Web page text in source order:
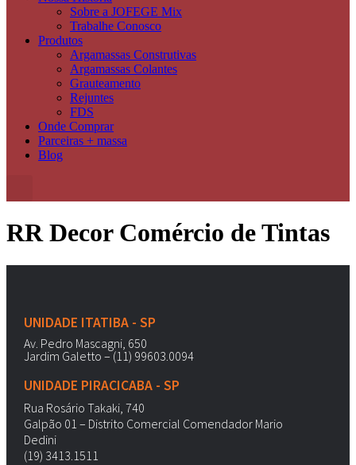
Sobre a JOFEGE Mix
Trabalhe Conosco
Produtos
Argamassas Construtivas
Argamassas Colantes
Grauteamento
Rejuntes
FDS
Onde Comprar
Parceiras + massa
Blog
RR Decor Comércio de Tintas
UNIDADE ITATIBA - SP
Av. Pedro Mascagni, 650
Jardim Galetto – (11) 99603.0094
UNIDADE PIRACICABA - SP
Rua Rosário Takaki, 740
Galpão 01 – Distrito Comercial Comendador Mario
Dedini
(19) 3413.1511